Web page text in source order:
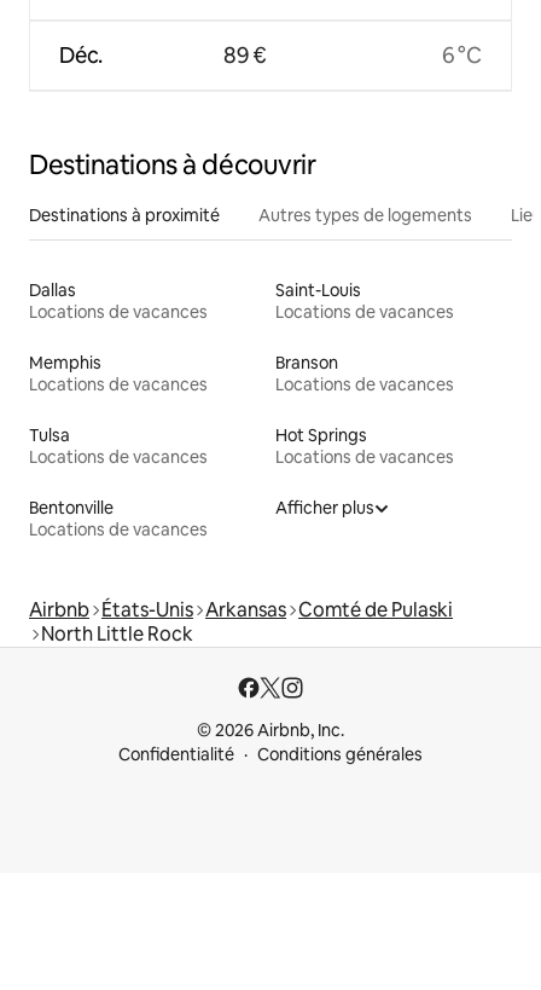
Déc. 89 € 6 °C
Destinations à découvrir
Destinations à proximité Autres types de logements
Dallas
Locations de vacances
Saint-Louis
Locations de vacances
Memphis
Locations de vacances
Branson
Locations de vacances
Tulsa
Locations de vacances
Hot Springs
Locations de vacances
Bentonville
Locations de vacances
Afficher plus
Airbnb États-Unis Arkansas Comté de Pulaski
North Little Rock
© 2026 Airbnb, Inc.
Confidentialité
Conditions générales